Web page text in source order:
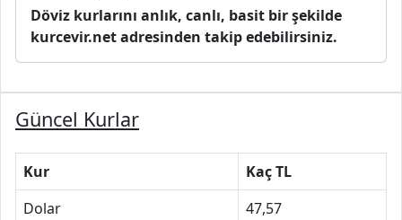
Döviz kurlarını anlık, canlı, basit bir şekilde
kurcevir.net adresinden takip edebilirsiniz.
Güncel Kurlar
Kur
Kaç TL
Dolar
47,57